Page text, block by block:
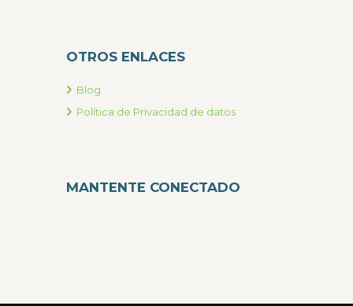
OTROS ENLACES
Blog
Política de Privacidad de datos
MANTENTE CONECTADO